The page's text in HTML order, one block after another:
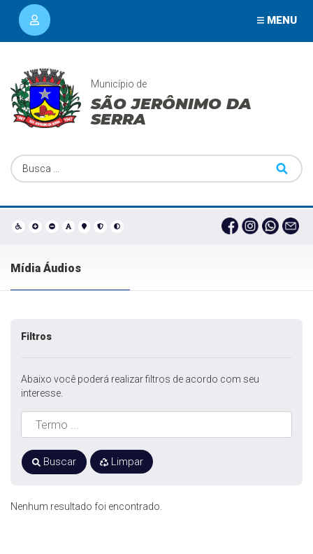
MENU
Município de
SÃO JERÔNIMO DA
SERRA
Mídia Áudios
Nenhum resultado foi encontrado.
Filtros
Abaixo você poderá realizar filtros de acordo com seu
interesse.
Buscar Limpar